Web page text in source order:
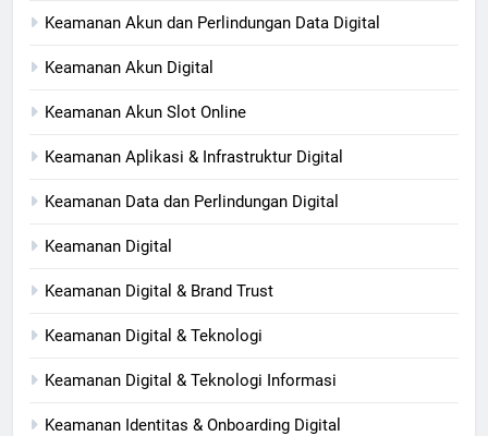
Keamanan Akun dan Perlindungan Data Digital
Keamanan Akun Digital
Keamanan Akun Slot Online
Keamanan Aplikasi & Infrastruktur Digital
Keamanan Data dan Perlindungan Digital
Keamanan Digital
Keamanan Digital & Brand Trust
Keamanan Digital & Teknologi
Keamanan Digital & Teknologi Informasi
Keamanan Identitas & Onboarding Digital